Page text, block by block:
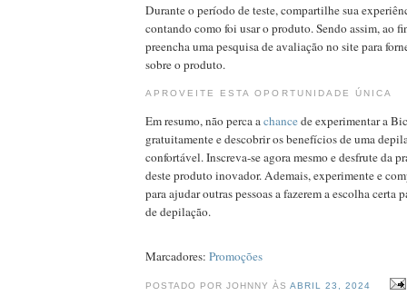
Durante o período de teste, compartilhe sua
contando como foi usar o produto. Sendo assim, ao
preencha uma pesquisa de avaliação no site para
sobre o produto.
APROVEITE ESTA OPORTUNIDADE ÚNICA
Em resumo, não perca achancede experimentar a
gratuitamente e descobrir os benefícios de uma
confortável. Inscreva-se agora mesmo e desfrute da
deste produto inovador. Ademais, experimente e
para ajudar outras pessoas a fazerem a escolha certa
de depilação.
Marcadores: Promoções
POSTADO POR JOHNNY ÀSABRIL 23, 2024